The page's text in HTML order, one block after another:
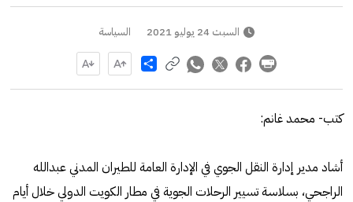
السبت 24 يوليو 2021 السياسة
Share
كتب- محمد غانم:
أشاد مدير إدارة النقل الجوي في الإدارة العامة للطيران المدني عبدالله
الراجحي، بسلاسة تسيير الرحلات الجوية في مطار الكويت الدولي خلال أيام